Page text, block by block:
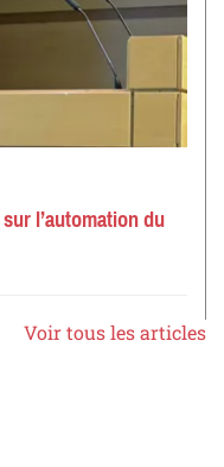
l’automation du
Voir tous les articles